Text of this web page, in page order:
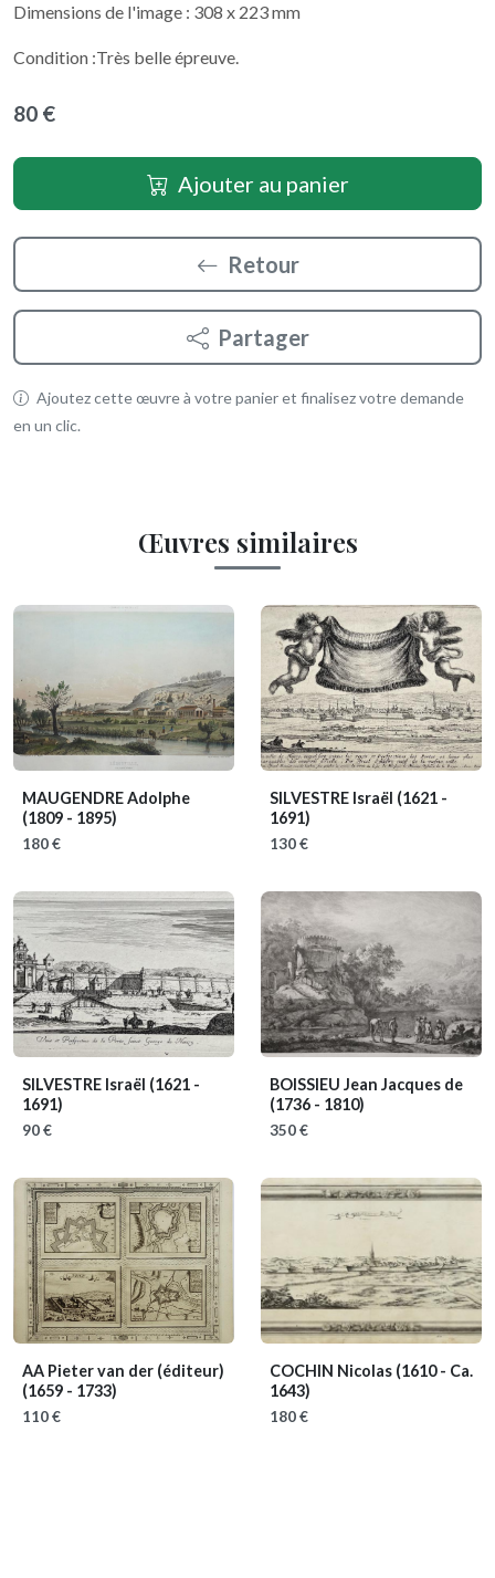
Dimensions de l'image : 308 x 223 mm
Condition :Très belle épreuve.
80 €
Ajouter au panier
Retour
Partager
Ajoutez cette œuvre à votre panier et finalisez votre demande
en un clic.
Œuvres similaires
MAUGENDRE Adolphe
(1809 - 1895)
180 €
SILVESTRE Israël (1621 -
1691)
130 €
SILVESTRE Israël (1621 -
1691)
90 €
BOISSIEU Jean Jacques de
(1736 - 1810)
350 €
AA Pieter van der (éditeur)
(1659 - 1733)
110 €
COCHIN Nicolas (1610 - Ca.
1643)
180 €